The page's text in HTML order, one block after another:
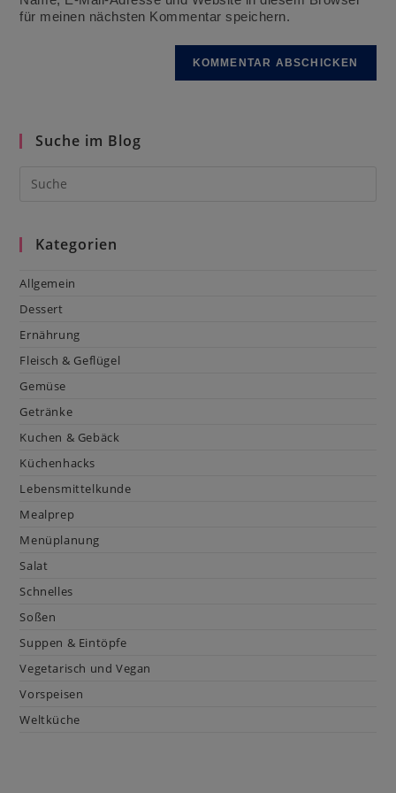
(optional)
für meinen nächsten Kommentar speichern.
Suche im Blog
Kategorien
Allgemein
Dessert
Ernährung
Fleisch & Geflügel
Gemüse
Getränke
Kuchen & Gebäck
Küchenhacks
Lebensmittelkunde
Mealprep
Menüplanung
Salat
Schnelles
Soßen
Suppen & Eintöpfe
Vegetarisch und Vegan
Vorspeisen
Weltküche